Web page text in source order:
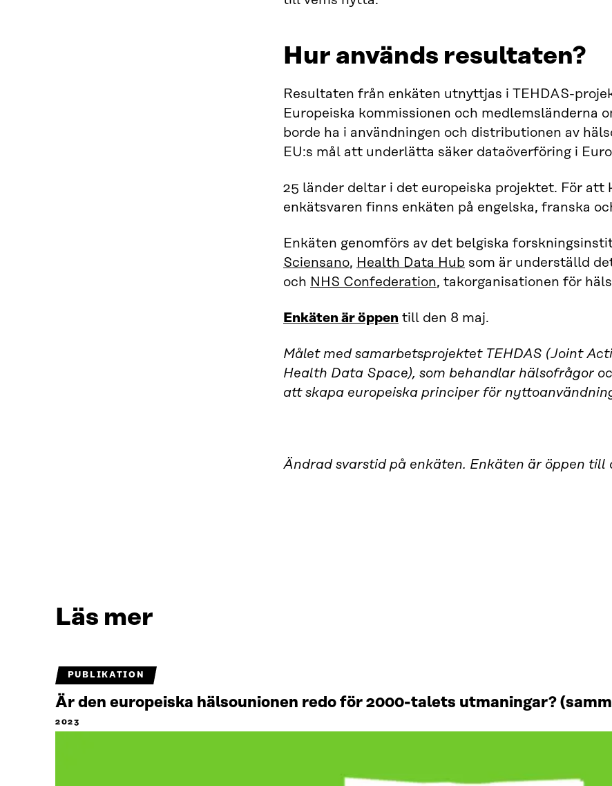
Hur används resultaten?
Resultaten från enkäten utnyttjas i TEHDAS-
Europeiska kommissionen och medlemsländerna
borde ha i användningen och distributionen av
EU:s mål att underlätta säker dataöverföring i
25 länder deltar i det europeiska projektet. För att
enkätsvaren finns enkäten på engelska, franska
Enkäten genomförs av det belgiska
Sciensano, Health Data Hub som är underställd
och NHS Confederation, takorganisationen för
Enkäten är öppen till den 8 maj.
Målet med samarbetsprojektet TEHDAS (Joint
Health Data Space), som behandlar hälsofrågor
att skapa europeiska principer för
Ändrad svarstid på enkäten. Enkäten är öppen till
Läs mer
PUBLIKATION
Är den europeiska hälsounionen redo för 2000-talets utmaningar?
2023